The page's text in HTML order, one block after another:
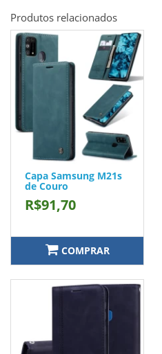
Produtos relacionados
Capa Samsung M21s
de Couro
R$91,70
COMPRAR